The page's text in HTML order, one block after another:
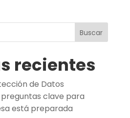
Buscar
recientes
de Datos
preguntas clave para
está preparada